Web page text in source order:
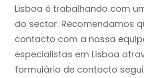
Lisboa é trabalhando com
do sector. Recomendamos
contacto com a nossa
especialistas em Lisboa
formulário de contacto